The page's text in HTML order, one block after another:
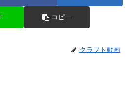
コピー
クラフト動画